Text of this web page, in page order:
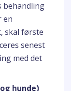
behandling
en
skal første
senest
med det
hunde)